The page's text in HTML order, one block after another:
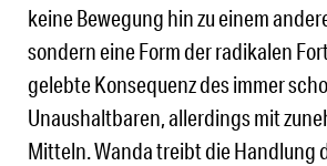
keine Bewegung hin zu einem
sondern eine Form der radikalen
gelebte Konsequenz des immer
Unaushaltbaren, allerdings mit
Mitteln. Wanda treibt die Handlung